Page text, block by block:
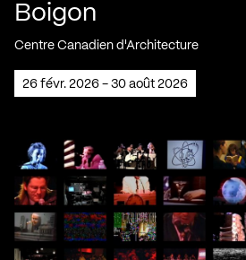
Boigon
Centre Canadien d'Architecture
26 févr. 2026 - 30 août 2026